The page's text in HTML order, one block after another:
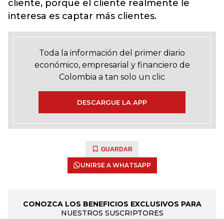
cliente, porque el cliente realmente le
interesa es captar más clientes.
Toda la información del primer diario
económico, empresarial y financiero de
Colombia a tan solo un clic
DESCARGUE LA APP
GUARDAR
UNIRSE A WHATSAPP
CONOZCA LOS BENEFICIOS EXCLUSIVOS PARA
NUESTROS SUSCRIPTORES